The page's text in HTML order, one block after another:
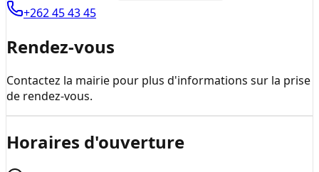
+262 45 43 45
Rendez-vous
Contactez la mairie pour plus d'informations sur la prise
de rendez-vous.
Horaires d'ouverture